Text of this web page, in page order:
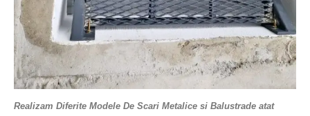
Realizam Diferite Modele De Scari Metalice si Balustrade atat